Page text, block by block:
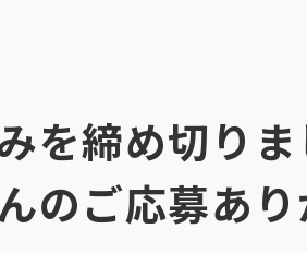
を締め切りま
のご応募あ